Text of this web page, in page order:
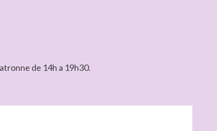
de 14h a 19h30.